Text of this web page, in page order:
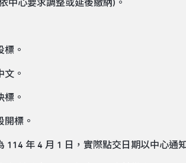
中心要求調整或延後繳納)。
標。
文。
標。
開標。
114 年 4 月 1 日，實際點交日期以中心通